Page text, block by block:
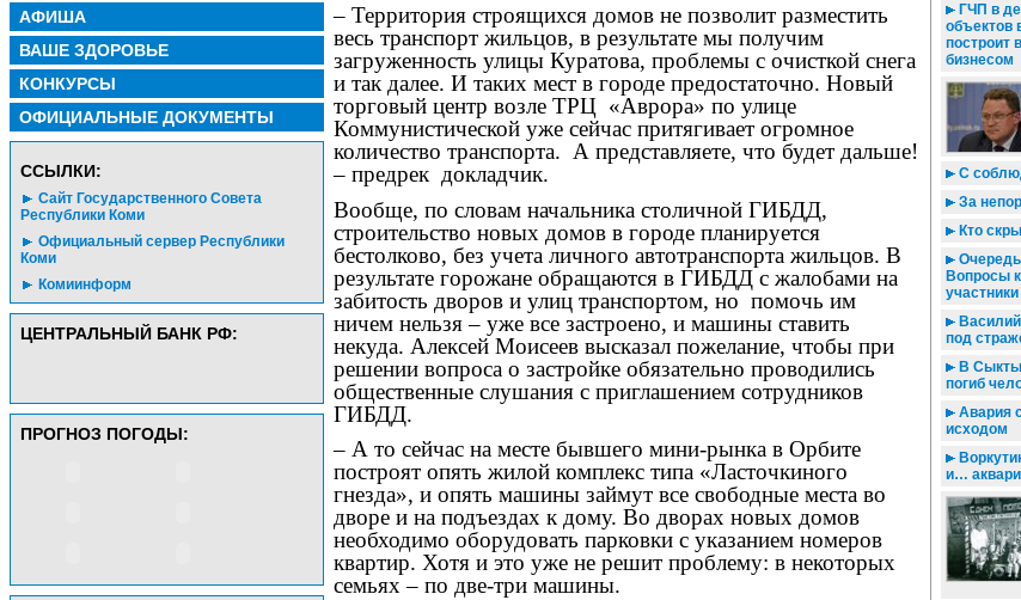
АФИША
ВАШЕ ЗДОРОВЬЕ
КОНКУРСЫ
ОФИЦИАЛЬНЫЕ ДОКУМЕНТЫ
CСЫЛКИ:
Сайт Государственного Совета
Республики Коми
Официальный сервер Республики
Коми
Комиинформ
ЦЕНТРАЛЬНЫЙ БАНК РФ:
ПРОГНОЗ ПОГОДЫ:
– Территория строящихся домов не позволит разместить
весь транспорт жильцов, в результате мы получим
загруженность улицы Куратова, проблемы с очисткой снега
и так далее. И таких мест в городе предостаточно. Новый
торговый центр возле ТРЦ «Аврора» по улице
Коммунистической уже сейчас притягивает огромное
количество транспорта. А представляете, что будет дальше!
– предрек докладчик.
Вообще, по словам начальника столичной ГИБДД,
строительство новых домов в городе планируется
бестолково, без учета личного автотранспорта жильцов. В
результате горожане обращаются в ГИБДД с жалобами на
забитость дворов и улиц транспортом, но помочь им
ничем нельзя – уже все застроено, и машины ставить
некуда. Алексей Моисеев высказал пожелание, чтобы при
решении вопроса о застройке обязательно проводились
общественные слушания с приглашением сотрудников
ГИБДД.
– А то сейчас на месте бывшего мини-рынка в Орбите
построят опять жилой комплекс типа «Ласточкиного
гнезда», и опять машины займут все свободные места во
дворе и на подъездах к дому. Во дворах новых домов
необходимо оборудовать парковки с указанием номеров
квартир. Хотя и это уже не решит проблему: в некоторых
семьях – по две-три машины.
ГЧП в
объектов
построит
бизнесом
С
За
Кто
Вопросы
под
В
погиб
Авария
исходом
и…